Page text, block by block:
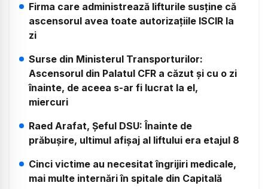
Firma care administrează lifturile susține că
ascensorul avea toate autorizațiile ISCIR la
zi
Surse din Ministerul Transporturilor:
Ascensorul din Palatul CFR a căzut și cu o zi
înainte, de aceea s-ar fi lucrat la el,
miercuri
Raed Arafat, Șeful DSU: Înainte de
prăbușire, ultimul afișaj al liftului era etajul 8
Cinci victime au necesitat îngrijiri medicale,
mai multe internări în spitale din Capitală